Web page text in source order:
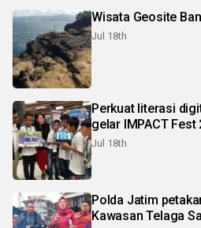
Wisata Geosite
Jul 18th
Perkuat literasi
gelar IMPACT
Jul 18th
Polda Jatim
Kawasan Telaga